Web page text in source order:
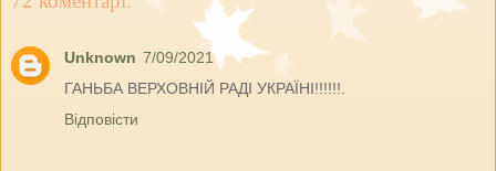
Unknown 7/09/2021
ГАНЬБА ВЕРХОВНІЙ РАДІ УКРАЇНІ!!!!!!.
Відповісти